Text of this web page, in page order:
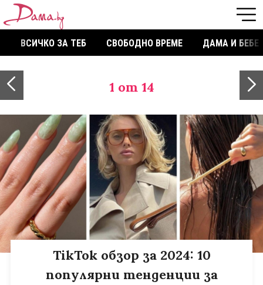
ВСИЧКО ЗА ТЕБ СВОБОДНО ВРЕМЕ ДАМА И БЕБЕ
1 от 14
TikTok обзор за 2024: 10
популярни тенденции за